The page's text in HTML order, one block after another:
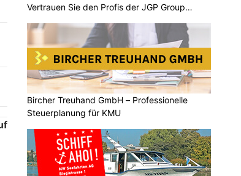
Vertrauen Sie den Profis der JGP Group
Bircher Treuhand GmbH – Professionelle
Steuerplanung für KMU